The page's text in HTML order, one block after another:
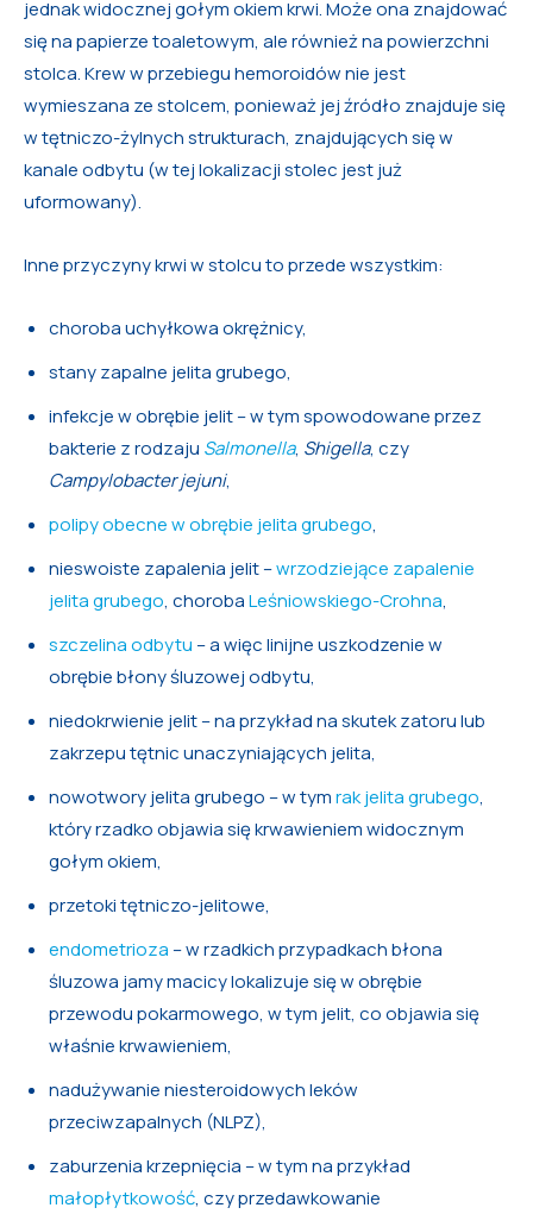
jednak widocznej gołym okiem krwi. Może ona znajdować
się na papierze toaletowym, ale również na powierzchni
stolca. Krew w przebiegu hemoroidów nie jest
wymieszana ze stolcem, ponieważ jej źródło znajduje się
w tętniczo-żylnych strukturach, znajdujących się w
kanale odbytu (w tej lokalizacji stolec jest już
uformowany).
Inne przyczyny krwi w stolcu to przede wszystkim:
choroba uchyłkowa okrężnicy,
stany zapalne jelita grubego,
infekcje w obrębie jelit – w tym spowodowane przez
bakterie z rodzaju Salmonella, Shigella, czy
Campylobacter jejuni,
polipy obecne w obrębie jelita grubego,
nieswoiste zapalenia jelit –wrzodziejące zapalenie
jelita grubego, chorobaLeśniowskiego-Crohna,
szczelina odbytu – a więc linijne uszkodzenie w
obrębie błony śluzowej odbytu,
niedokrwienie jelit – na przykład na skutek zatoru lub
zakrzepu tętnic unaczyniających jelita,
nowotwory jelita grubego – w tymrak jelita grubego,
który rzadko objawia się krwawieniem widocznym
gołym okiem,
przetoki tętniczo-jelitowe,
endometrioza – w rzadkich przypadkach błona
śluzowa jamy macicy lokalizuje się w obrębie
przewodu pokarmowego, w tym jelit, co objawia się
właśnie krwawieniem,
nadużywanie niesteroidowych leków
przeciwzapalnych (NLPZ),
zaburzenia krzepnięcia – w tym na przykład
małopłytkowość, czy przedawkowanie